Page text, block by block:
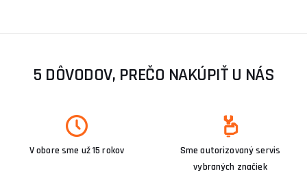
5 DÔVODOV, PREČO NAKÚPIŤ U NÁS
V obore sme už 15 rokov
Sme autorizovaný servis
vybraných značiek